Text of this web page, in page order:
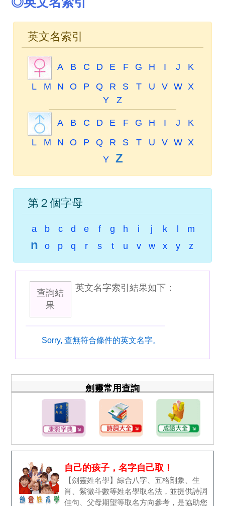
英文名索引
A B C D E F G H I J
K
L
M N O P Q R S T U V W X
Y
Z
A B C D E F G H I J
K
L
M N O P Q R S T U V W X
Y
Z
第２個字母
a b c d e f g h i j k m
n o p q r s t u v w x y z
查詢結
果
英文名字索引結果如下：
Sorry, 查無符合條件的英文名字。
劍靈常用查詢
自己的孩子，名字自己取！
【劍靈姓名學】綜合八字、五格剖象、生
肖、紫微斗數等姓名學取名法，並提供詩詞
佳句、父母期望等取名方向參考，是協助您